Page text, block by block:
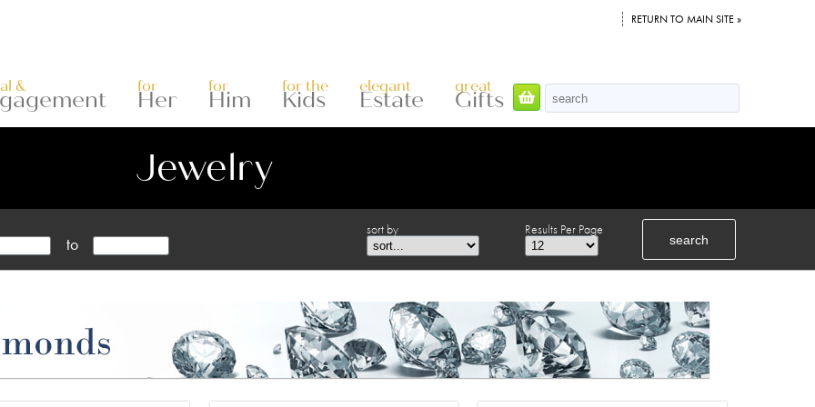
RETURN TO MAIN SITE »
& for
Her
for
Him
for the
Kids
elegant
Estate
great
Gifts
Jewelry
to
sort by Results Per Page
search